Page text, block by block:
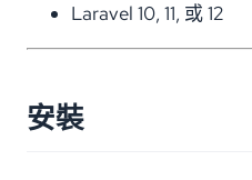
Laravel 10, 11, 或 12
安裝